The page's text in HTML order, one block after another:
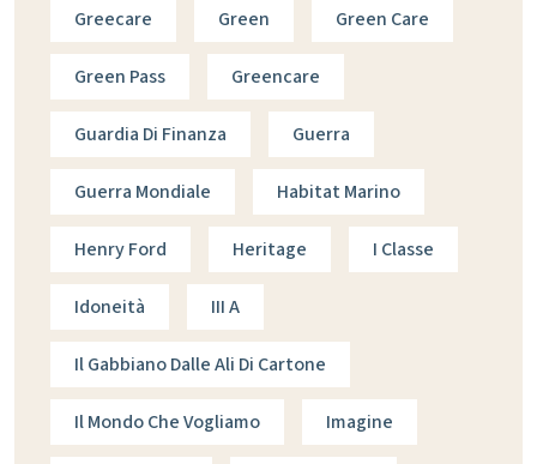
Greecare Green Green Care
Green Pass Greencare
Guardia Di Finanza Guerra
Guerra Mondiale Habitat Marino
Henry Ford Heritage I Classe
Idoneità III A
Il Gabbiano Dalle Ali Di Cartone
Il Mondo Che Vogliamo Imagine